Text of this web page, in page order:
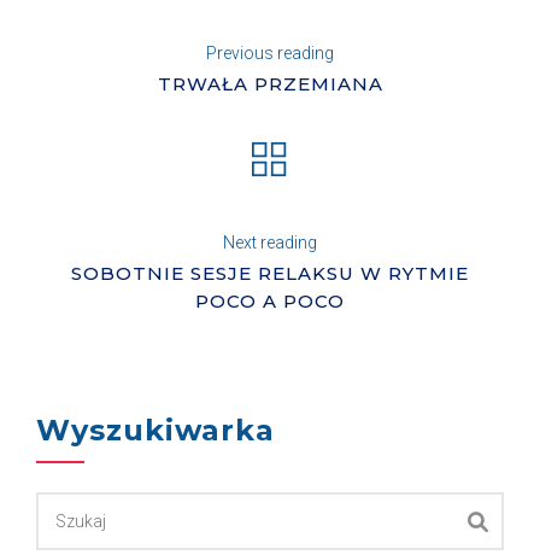
Previous reading
TRWAŁA PRZEMIANA
Next reading
SOBOTNIE SESJE RELAKSU W RYTMIE
POCO A POCO
Wyszukiwarka